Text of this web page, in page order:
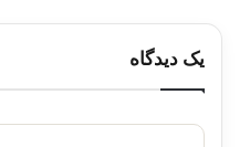
یک دیدگاه